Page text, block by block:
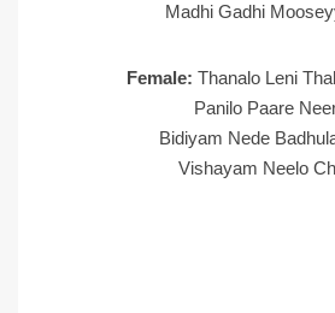
Madhi Gadhi
Female: Thanalo Leni
Panilo Paare
Bidiyam Nede
Vishayam Neelo